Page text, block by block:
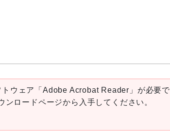
ウェア「Adobe Acrobat Reader」が必要で
ロードページから入手してください。